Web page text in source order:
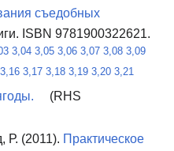
съедобных
ISBN 9781900322621.
3,04 3,05 3,06 3,07 3,08 3,09
3,16 3,17 3,18 3,19 3,20 3,21
(RHS
Р. (2011). Практическое